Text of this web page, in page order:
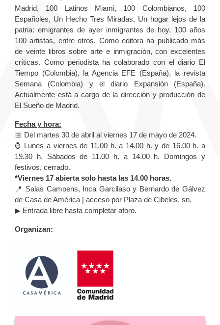
Madrid, 100 Latinos Miami, 100 Colombianos, 100
Españoles, Un Hecho Tres Miradas, Un hogar lejos de la
patria: emigrantes de ayer inmigrantes de hoy, 100 años
100 artistas, entre otros. Como editora ha publicado más
de veinte libros sobre arte e inmigración, con excelentes
críticas. Como periodista ha colaborado con el diario El
Tiempo (Colombia), la Agencia EFE (España), la revista
Semana (Colombia) y el diario Expansión (España).
Actualmente está a cargo de la dirección y producción de
El Sueño de Madrid.
Fecha y hora:
📅 Del martes 30 de abril al viernes 17 de mayo de 2024.
⌚️ Lunes a viernes de 11.00 h. a 14.00 h. y de 16.00 h. a
19.30 h. Sábados de 11.00 h. a 14.00 h. Domingos y
festivos, cerrado.
*Viernes 17 abierta solo hasta las 14.00 horas.
📍 Salas Camoens, Inca Garcilaso y Bernardo de Gálvez
de Casa de América | acceso por Plaza de Cibeles, sn.
▶ Entrada libre hasta completar aforo.
Organizan: